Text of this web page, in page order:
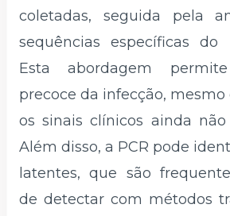
coletadas, seguida pela
sequências específicas do
Esta abordagem
precoce da infecção, mesmo
os sinais clínicos ainda não
Além disso, a PCR pode
latentes, que são
de detectar com métodos